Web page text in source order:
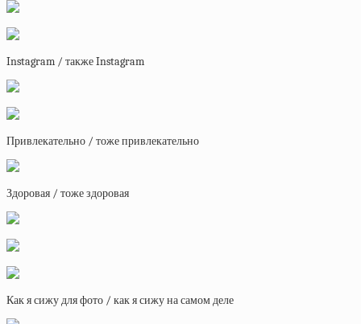
Instagram / также Instagram
Привлекательно / тоже привлекательно
Здоровая / тоже здоровая
Как я сижу для фото / как я сижу на самом деле